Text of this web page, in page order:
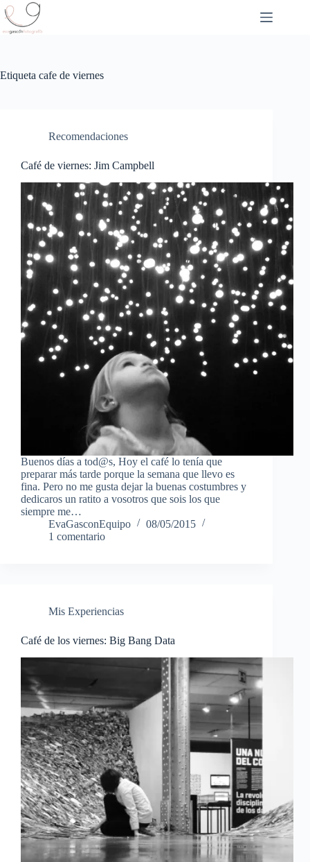
Saltar
al
contenido
Etiqueta cafe de viernes
Recomendaciones
Café de viernes: Jim Campbell
Buenos días a tod@s, Hoy el café lo tenía que
preparar más tarde porque la semana que llevo es
fina. Pero no me gusta dejar la buenas costumbres y
dedicaros un ratito a vosotros que sois los que
siempre me…
EvaGasconEquipo
08/05/2015
1 comentario
Mis Experiencias
Café de los viernes: Big Bang Data